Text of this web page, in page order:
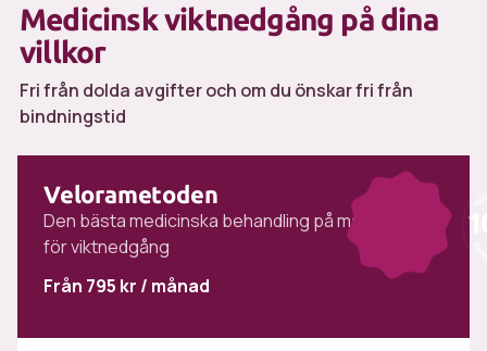
Medicinsk viktnedgång på dina
villkor
Fri från dolda avgifter och om du önskar fri från
bindningstid
Velorametoden
Den bästa medicinska behandling på marknaden
för viktnedgång
Från 795 kr / månad